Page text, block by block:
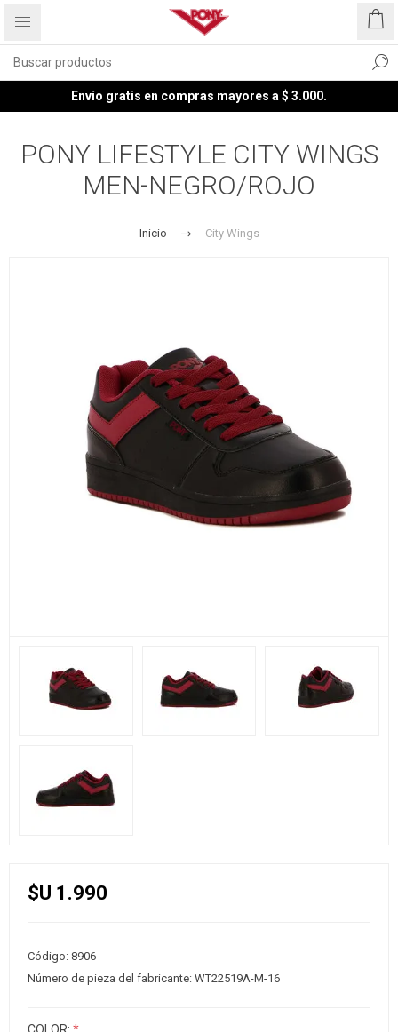
Envío gratis en compras mayores a $ 3.000.
PONY LIFESTYLE CITY WINGS
MEN-NEGRO/ROJO
Inicio City Wings
$U 1.990
Código: 8906
Número de pieza del fabricante: WT22519A-M-16